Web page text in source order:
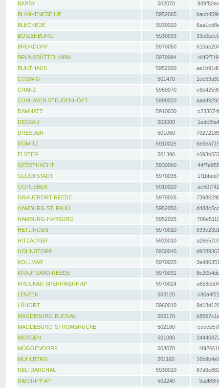
BARBY
502070
BLANKENESE UF
5952065
BLECKEDE
5930020
BOIZENBURG
5930033
BROKDORF
5970050
BRUNSBÜTTEL MPM
5970094
BUNTHAUS
5952020
COSWIG
501470
CRANZ
5950070
CUXHAVEN STEUBENHÖFT
5990020
DAMNATZ
5910030
DESSAU
502000
DRESDEN
501060
DÖMITZ
5910025
ELSTER
501390
GEESTHACHT
5930060
GLÜCKSTADT
5970035
GORLEBEN
5910020
GRAUERORT REEDE
5970026
HAMBURG ST. PAULI
5952050
HAMBURG-HARBURG
5952025
HETLINGEN
5970010
HITZACKER
5920010
HOHNSTORF
5930040
KOLLMAR
5970025
KRAUTSAND REEDE
5970031
KRÜCKAU-SPERRWERK AP
5970024
LENZEN
503120
LÜHORT
5960010
MAGDEBURG-BUCKAU
502170
MAGDEBURG-STROMBRÜCKE
502180
MEISSEN
501080
MÜGGENDORF
503070
MÜHLBERG
501160
NEU DARCHAU
5930010
NIEGRIPP AP
502240